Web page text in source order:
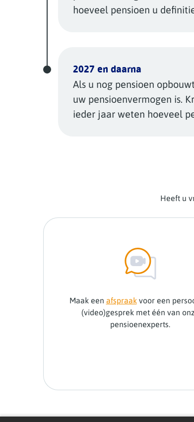
hoeveel pensioen u
2027 en daarna
Als u nog pensioen
uw pensioenvermogen is.
ieder jaar weten hoeveel
Heeft u
Maak een afspraakvoor een
(video)gesprek met één van
pensioenexperts.